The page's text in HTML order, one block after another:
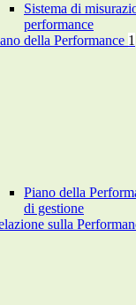
Sistema di
performance
della Performance 1
Piano della
di gestione
sulla